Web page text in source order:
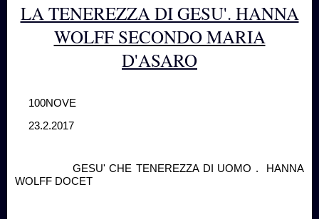
LA TENEREZZA DI GESU'. HANNA
WOLFF SECONDO MARIA
D'ASARO
100NOVE
23.2.2017
GESU' CHE TENEREZZA DI UOMO . HANNA
WOLFF DOCET